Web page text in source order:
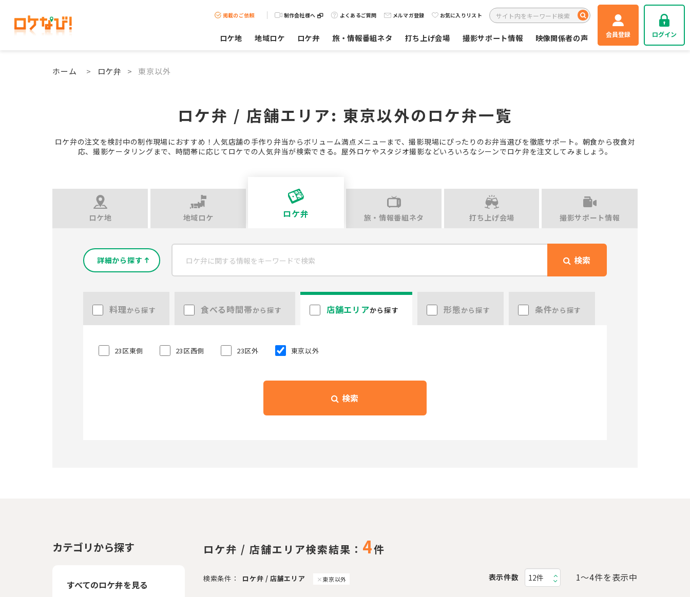
掲載のご依頼 制作会社様へ よくあるご質問 メルマガ登録 お気に入りリスト
ロケ地 地域ロケ ロケ弁 旅・情報番組ネタ 打ち上げ会場 撮影サポート情報 映像関係者の声 会員登録 ログイン
ホーム > ロケ弁 > 東京以外
ロケ弁 / 店舗エリア: 東京以外のロケ弁一覧
ロケ弁の注文を検討中の制作現場におすすめ！人気店舗の手作り弁当からボリューム満点メニューまで、撮影現場にぴったりのお弁当選びを徹底サポート。朝食から夜食対
応、撮影ケータリングまで、時間帯に応じてロケでの人気弁当が検索できる。屋外ロケやスタジオ撮影などいろいろなシーンでロケ弁を注文してみましょう。
ロケ地 地域ロケ ロケ弁 旅・情報番組ネタ 打ち上げ会場 撮影サポート情報
検索
詳細から探す
料理から探す 食べる時間帯から探す 店舗エリアから探す 形態から探す 条件から探す
23区東側 23区西側 23区外 東京以外
検索
ロケ弁 / 店舗エリア検索結果： 4件
検索条件： ロケ弁 / 店舗エリア 東京以外 表示件数 1〜4件を表示中
カテゴリから探す
すべてのロケ弁を見る